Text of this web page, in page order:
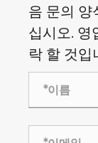
음 문의 양
십시오. 영
락 할 것입